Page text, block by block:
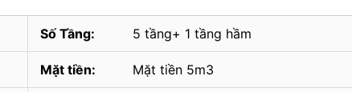
Số Tầng: 5 tầng+ 1 tầng hầm
Mặt tiền: Mặt tiền 5m3